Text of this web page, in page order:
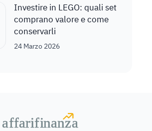
Investire in LEGO: quali set
comprano valore e come
conservarli
24 Marzo 2026
affarifinanza
affarifinanza